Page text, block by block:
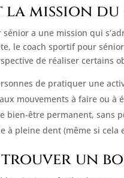
la mission
a une mission qui
le coach sportif pour
de réaliser certains
de pratiquer une
mouvements à faire ou à
bien-être permanent, sans
à pleine dent (même si cela
trouver un